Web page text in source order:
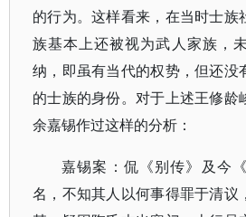
的行为。这样看来，在当时士族
族基本上还被视为武人家族，
纳，即虽有当代的权势，但还没
的士族的身份。对于上述王修龄
余嘉锡作过这样的分析：
嘉锡案：侃《别传》及今
名，不知其人以何事得罪于清议